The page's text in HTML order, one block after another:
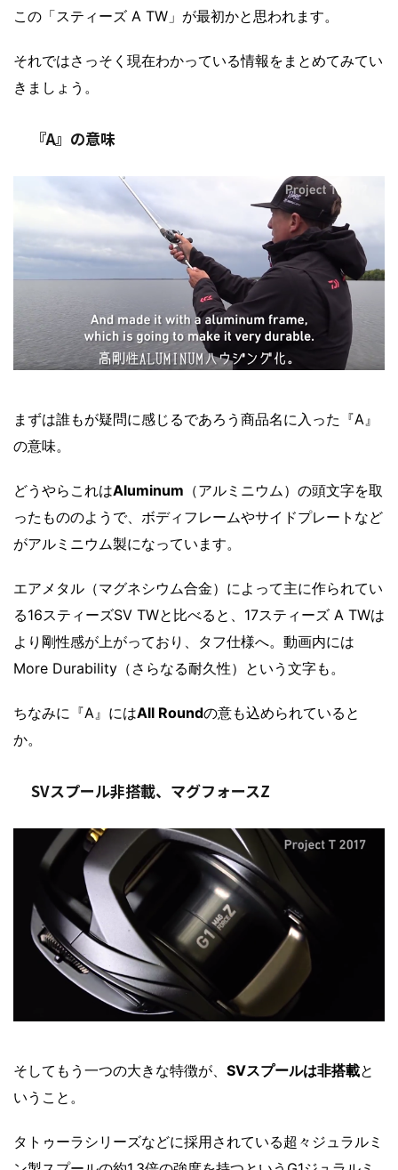
この「スティーズ A TW」が最初かと思われます。
それではさっそく現在わかっている情報をまとめてみてい
きましょう。
『A』の意味
まずは誰もが疑問に感じるであろう商品名に入った『A』
の意味。
どうやらこれはAluminum （アルミニウム）の頭文字を取
ったもののようで、ボディフレームやサイドプレートなど
がアルミニウム製になっています。
エアメタル（マグネシウム合金）によって主に作られてい
る16スティーズSV TWと比べると、17スティーズ A TWは
より剛性感が上がっており、タフ仕様へ。動画内には
More Durability（さらなる耐久性）という文字も。
ちなみに『A』にはAll Roundの意も込められていると
か。
SVスプール非搭載、マグフォースZ
そしてもう一つの大きな特徴が、 SVスプールは非搭載と
いうこと。
タトゥーラシリーズなどに採用されている超々ジュラルミ